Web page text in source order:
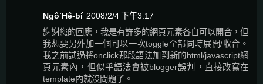
Ngô͘ Hê-bí 2008/2/4 下午3:17
謝謝您的回應，我是有許多的網頁元素各自可以開合，但
我想要另外加一個可以一次toggle全部同時展開/收合。
我之前試過將onclick那段語法加到新的html/javascript網
頁元素內，但似乎語法會被blogger誤判，直接改寫在
template內就沒問題了。